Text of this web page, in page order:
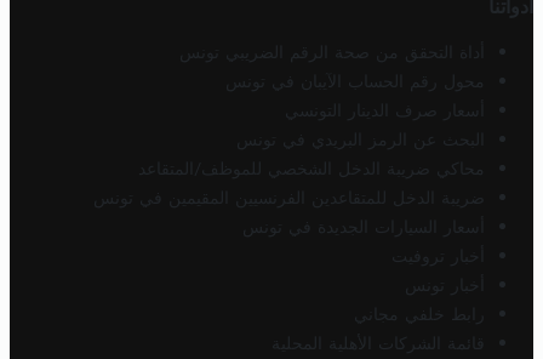
أدواتنا
أداة التحقق من صحة الرقم الضريبي تونس
محول رقم الحساب الآيبان في تونس
أسعار صرف الدينار التونسي
البحث عن الرمز البريدي في تونس
محاكي ضريبة الدخل الشخصي للموظف/المتقاعد
ضريبة الدخل للمتقاعدين الفرنسيين المقيمين في تونس
أسعار السيارات الجديدة في تونس
أخبار تروفيت
أخبار تونس
رابط خلفي مجاني
قائمة الشركات الأهلية المحلية